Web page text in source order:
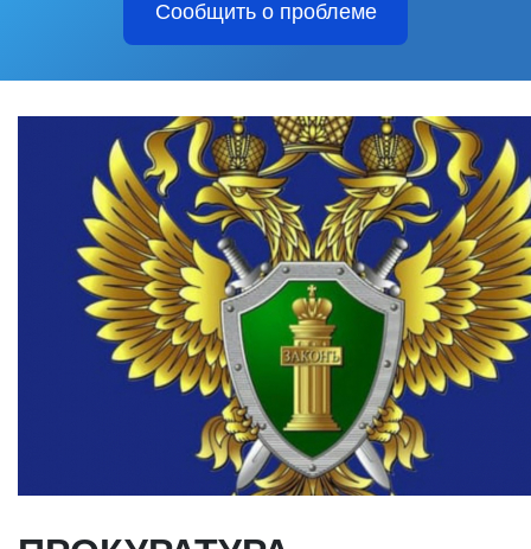
Сообщить о проблеме